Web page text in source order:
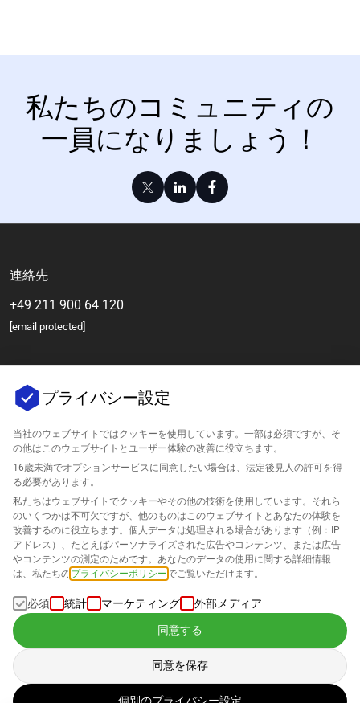
私たちのコミュニティの
一員になりましょう！
連絡先
+49 211 900 64 120
[email protected]
会社
サポート
Amazonのためのソリューション
日本語
データは私たちの プライバシーポリシー
プライバシー設定
当社のウェブサイトではクッキーを使用しています。一部は必須ですが、そ
の他はこのウェブサイトとユーザー体験の改善に役立ちます。
16歳未満でオプションサービスに同意したい場合は、法定後見人の許可を得
る必要があります。
私たちはウェブサイトでクッキーやその他の技術を使用しています。それら
のいくつかは不可欠ですが、他のものはこのウェブサイトとあなたの体験を
改善するのに役立ちます。個人データは処理される場合があります（例：IP
アドレス）、たとえばパーソナライズされた広告やコンテンツ、または広告
やコンテンツの測定のためです。あなたのデータの使用に関する詳細情報
は、私たちの プライバシーポリシー でご覧いただけます。
必須 統計 マーケティング 外部メディア
同意する
同意を保存